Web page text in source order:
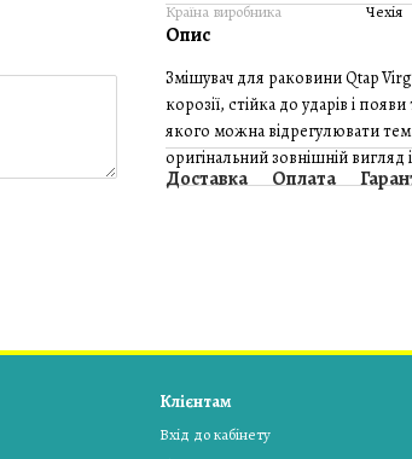
Країна виробника
Чехія
Опис
Змішувач для раковини Qtap
корозії, стійка до ударів і
якого можна відрегулювати
оригінальний зовнішній вигляд
Доставка Оплата
Клієнтам
Вхід до кабінету